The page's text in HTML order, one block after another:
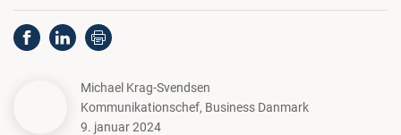
Michael Krag-Svendsen
Kommunikationschef, Business Danmark
9. januar 2024